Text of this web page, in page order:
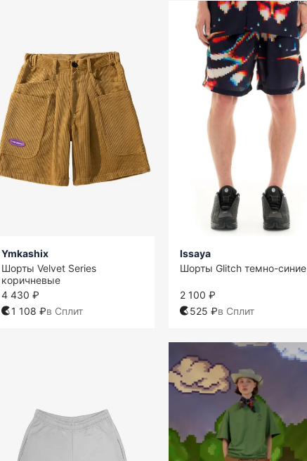
Ymkashix
Шорты Velvet Series
коричневые
4 430 ₽
1 108 ₽в Сплит
Issaya
Шорты Glitch темно-синие
2 100 ₽
525 ₽в Сплит